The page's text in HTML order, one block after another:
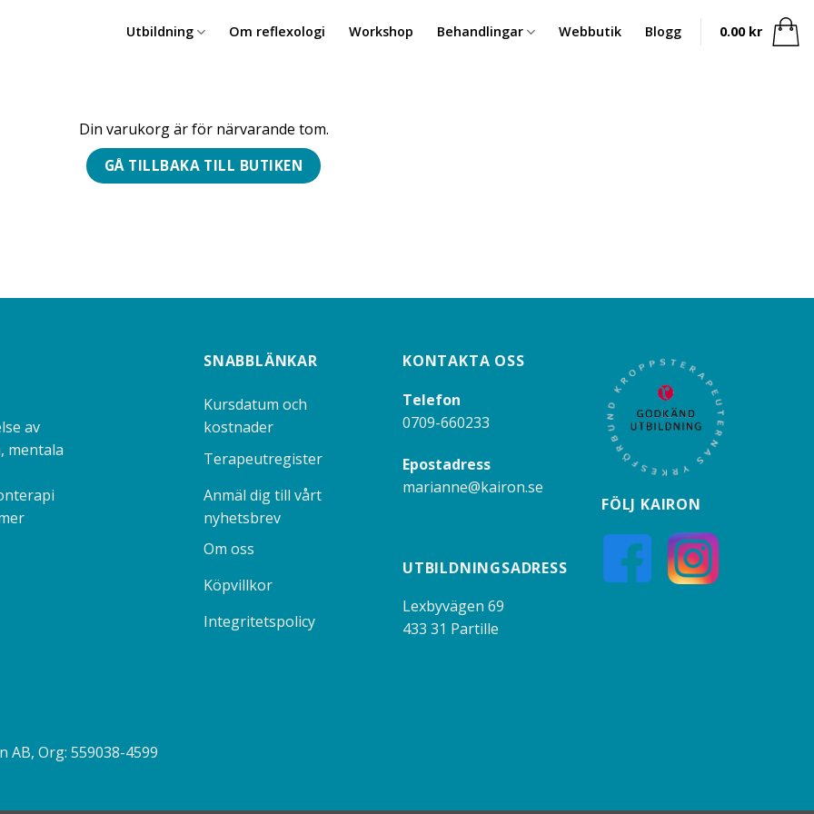
Utbildning Om reflexologi Workshop Behandlingar Webbutik Blogg 0.00 kr
Din varukorg är för närvarande tom.
GÅ TILLBAKA TILL BUTIKEN
av
mentala
SNABBLÄNKAR
Kursdatum och
kostnader
Terapeutregister
Anmäl dig till vårt
nyhetsbrev
Om oss
Köpvillkor
Integritetspolicy
KONTAKTA OSS
Telefon
0709-660233
Epostadress
marianne@kairon.se
UTBILDNINGSADRESS
Lexbyvägen 69
433 31 Partille
FÖLJ KAIRON
AB, Org: 559038-4599